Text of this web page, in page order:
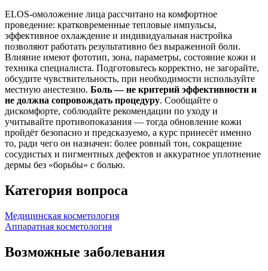
ELOS-омоложение лица рассчитано на комфортное
проведение: кратковременные тепловые импульсы,
эффективное охлаждение и индивидуальная настройка
позволяют работать результативно без выраженной боли.
Влияние имеют фототип, зона, параметры, состояние кожи и
техника специалиста. Подготовьтесь корректно, не загорайте,
обсудите чувствительность, при необходимости используйте
местную анестезию. Боль — не критерий эффективности и
не должна сопровождать процедуру. Сообщайте о
дискомфорте, соблюдайте рекомендации по уходу и
учитывайте противопоказания — тогда обновление кожи
пройдёт безопасно и предсказуемо, а курс принесёт именно
то, ради чего он назначен: более ровный тон, сокращение
сосудистых и пигментных дефектов и аккуратное уплотнение
дермы без «борьбы» с болью.
Категория вопроса
Медицинская косметология
Аппаратная косметология
Возможные заболевания